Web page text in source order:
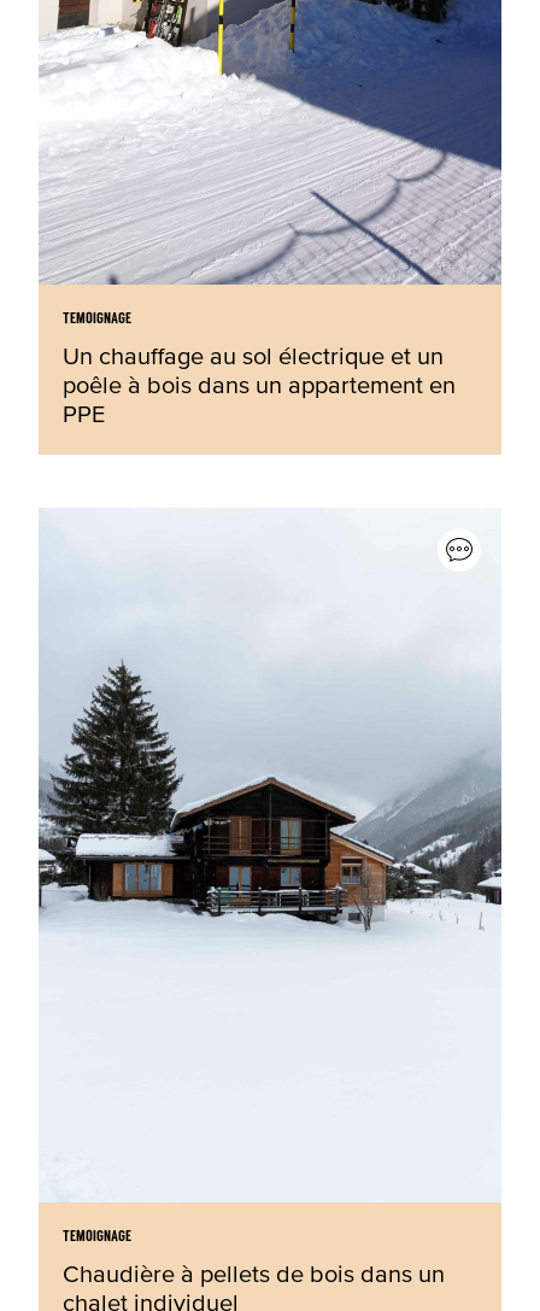
TEMOIGNAGE
Un chauffage au sol électrique et un
poêle à bois dans un appartement en
PPE
TEMOIGNAGE
Chaudière à pellets de bois dans un
chalet individuel